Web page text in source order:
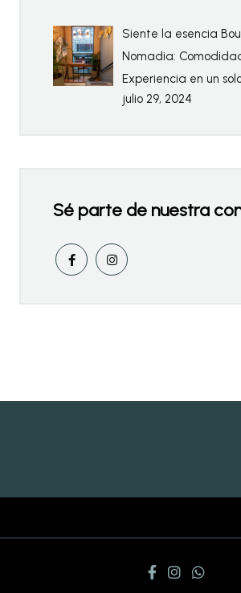
Siente la esencia
Nomadia:
Experiencia en un
julio 29, 2024
Sé parte de nuestra